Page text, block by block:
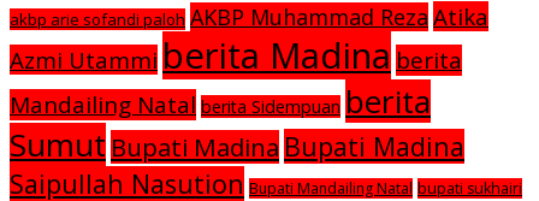
akbp arie sofandi paloh AKBP Muhammad Reza Atika
Azmi Utammi berita Madina berita
Mandailing Natal berita Sidempuan berita
Sumut Bupati Madina Bupati Madina
Saipullah Nasution Bupati Mandailing Natal bupati sukhairi